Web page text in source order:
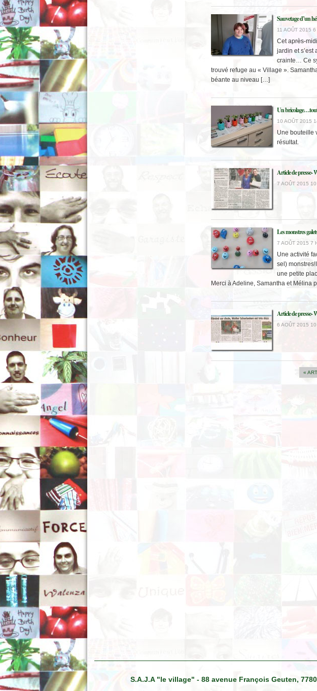
Sauvetage d’un
11 AOÛT 2015
Cet après-
jardin et s’est
crainte… Ce
trouvé refuge au « Village ».
béante au niveau […]
Un
10 AOÛT 2015
Une bouteille
résultat.
Article de presse-
7 AOÛT 2015
Les monstres
7 AOÛT 2015 7
Une activité
sel)
une petite
Merci à Adeline, Samantha et Mélina
Article de presse-
6 AOÛT 2015
«
S.A.J.A "le village" - 88 avenue François Geuten,